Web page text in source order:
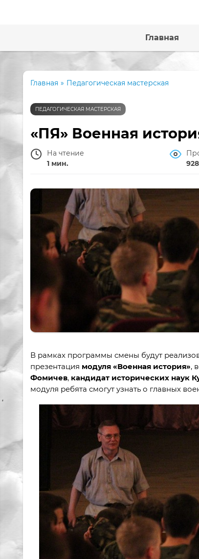
Главная
Главная » Педагогическая мастерская
ПЕДАГОГИЧЕСКАЯ МАСТЕРСКАЯ
«ПЯ» Военная
На чтение
1 мин.
928
В рамках программы смены будут
презентация модуля «Военная история»,
Фомичев, кандидат исторических наук
модуля ребята смогут узнать о главных